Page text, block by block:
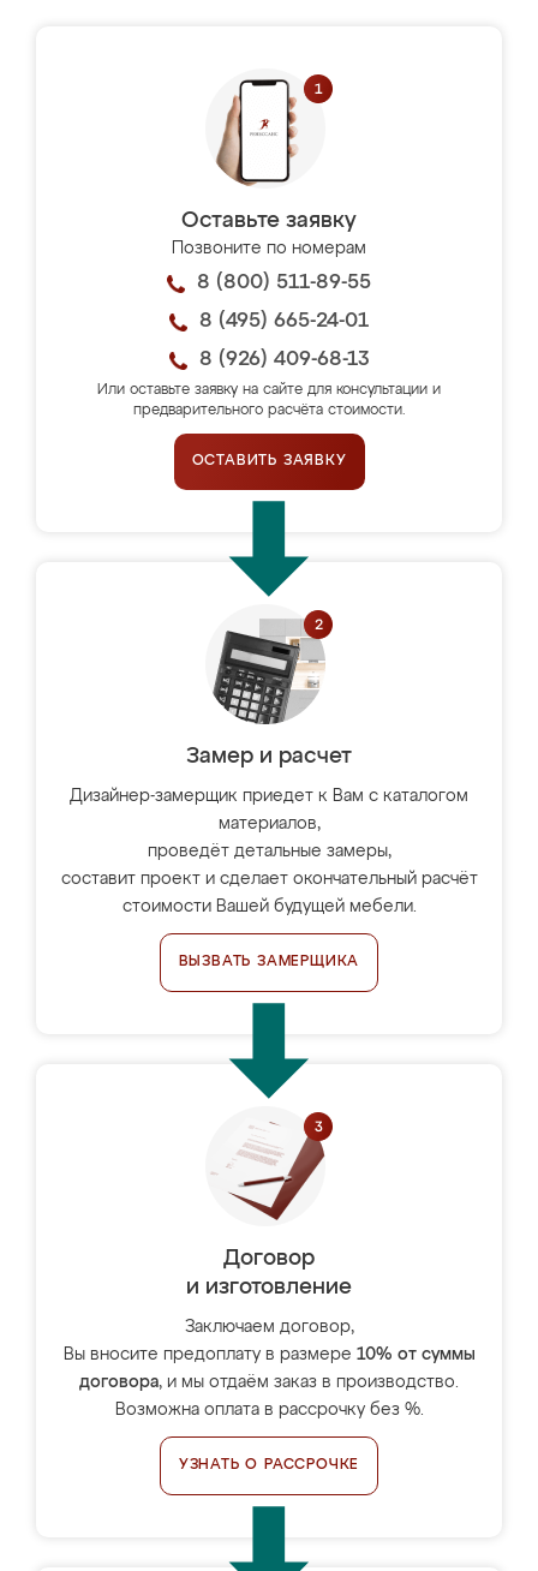
Оставьте заявку
Позвоните по номерам
8 (800) 511-89-55
8 (495) 665-24-01
8 (926) 409-68-13
Или оставьте заявку на сайте для консультации и
предварительного расчёта стоимости.
ОСТАВИТЬ ЗАЯВКУ
Замер и расчет
Дизайнер-замерщик приедет к Вам с каталогом
материалов,
проведёт детальные замеры,
составит проект и сделает окончательный расчёт
стоимости Вашей будущей мебели.
ВЫЗВАТЬ ЗАМЕРЩИКА
Договор
и изготовление
Заключаем договор,
Вы вносите предоплату в размере 10% от суммы
договора, и мы отдаём заказ в производство.
Возможна оплата в рассрочку без %.
УЗНАТЬ О РАССРОЧКЕ